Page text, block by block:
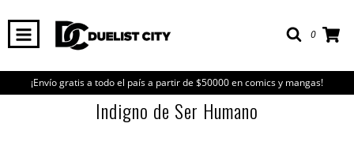
0
¡Envío gratis a todo el país a partir de $50000 en comics y mangas!
Indigno de Ser Humano